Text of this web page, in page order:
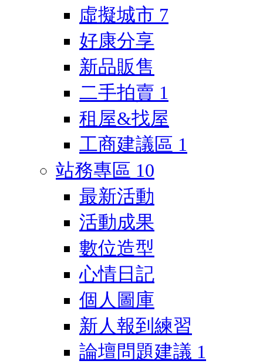
虛擬城市 7
好康分享
新品販售
二手拍賣 1
租屋&找屋
工商建議區 1
站務專區 10
最新活動
活動成果
數位造型
心情日記
個人圖庫
新人報到練習
論壇問題建議 1